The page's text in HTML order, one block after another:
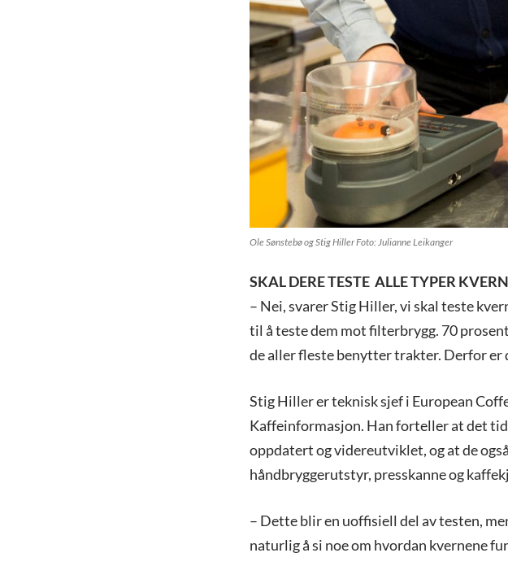
Ole Sønstebø og Stig Hiller Foto: Julianne Leikanger
SKAL DERE TESTE ALLE TYPER
– Nei, svarer Stig Hiller, vi skal teste
til å teste dem mot filterbrygg. 70
de aller fleste benytter trakter. Derfor er
Stig Hiller er teknisk sjef i European
Kaffeinformasjon. Han forteller at det
oppdatert og videreutviklet, og at de
håndbryggerutstyr, presskanne og
– Dette blir en uoffisiell del av testen,
naturlig å si noe om hvordan kvernene